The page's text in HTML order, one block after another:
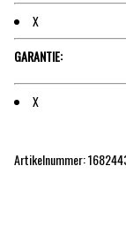
X
GARANTIE:
X
Artikelnummer: